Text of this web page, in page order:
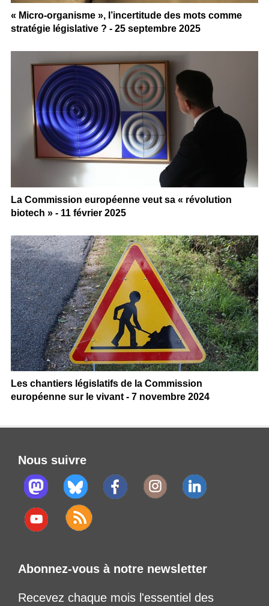
« Micro-organisme », l’incertitude des mots comme
stratégie législative ? - 25 septembre 2025
La Commission européenne veut sa « révolution
biotech » - 11 février 2025
Les chantiers législatifs de la Commission
européenne sur le vivant - 7 novembre 2024
Nous suivre
Abonnez-vous à notre newsletter
Recevez chaque mois l'essentiel des